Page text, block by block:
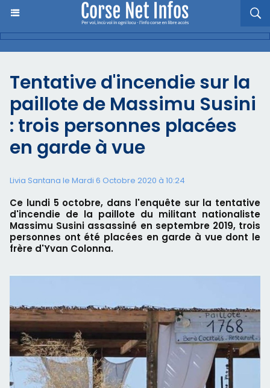
Tentative d'incendie sur la
paillote de Massimu Susini
: trois personnes placées
en garde à vue
Livia Santana le Mardi 6 Octobre 2020 à 10:24
Ce lundi 5 octobre, dans l'enquête sur la tentative
d'incendie de la paillote du militant nationaliste
Massimu Susini assassiné en septembre 2019, trois
personnes ont été placées en garde à vue dont le
frère d'Yvan Colonna.